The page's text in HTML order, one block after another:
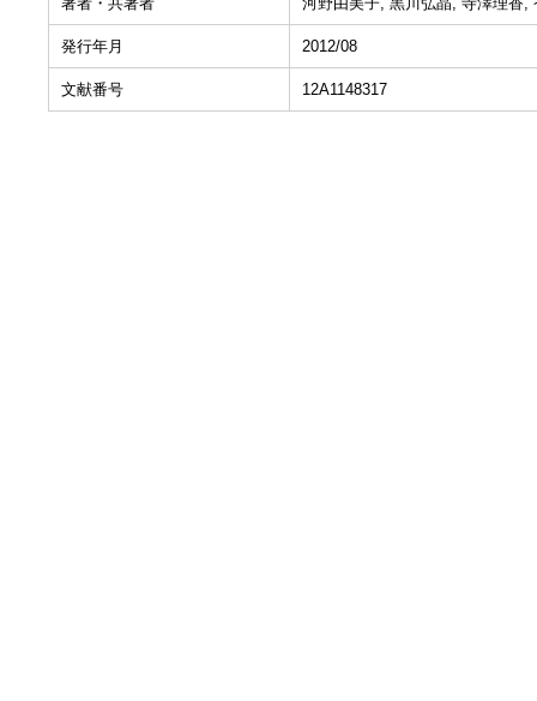
発行年月 2012/08
文献番号 12A1148317